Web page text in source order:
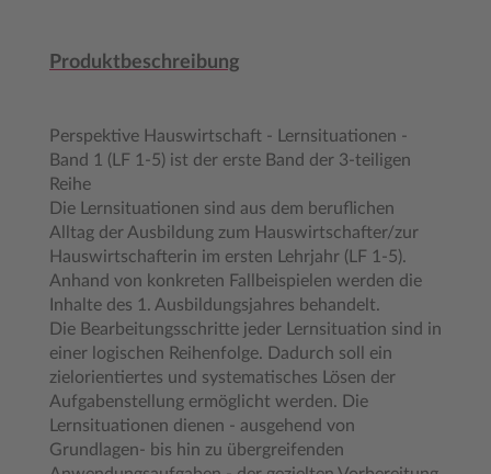
Produktbeschreibung
Perspektive Hauswirtschaft - Lernsituationen -
Band 1 (LF 1-5) ist der erste Band der 3-teiligen
Reihe
Die Lernsituationen sind aus dem beruflichen
Alltag der Ausbildung zum Hauswirtschafter/zur
Hauswirtschafterin im ersten Lehrjahr (LF 1-5).
Anhand von konkreten Fallbeispielen werden die
Inhalte des 1. Ausbildungsjahres behandelt.
Die Bearbeitungsschritte jeder Lernsituation sind in
einer logischen Reihenfolge. Dadurch soll ein
zielorientiertes und systematisches Lösen der
Aufgabenstellung ermöglicht werden. Die
Lernsituationen dienen - ausgehend von
Grundlagen- bis hin zu übergreifenden